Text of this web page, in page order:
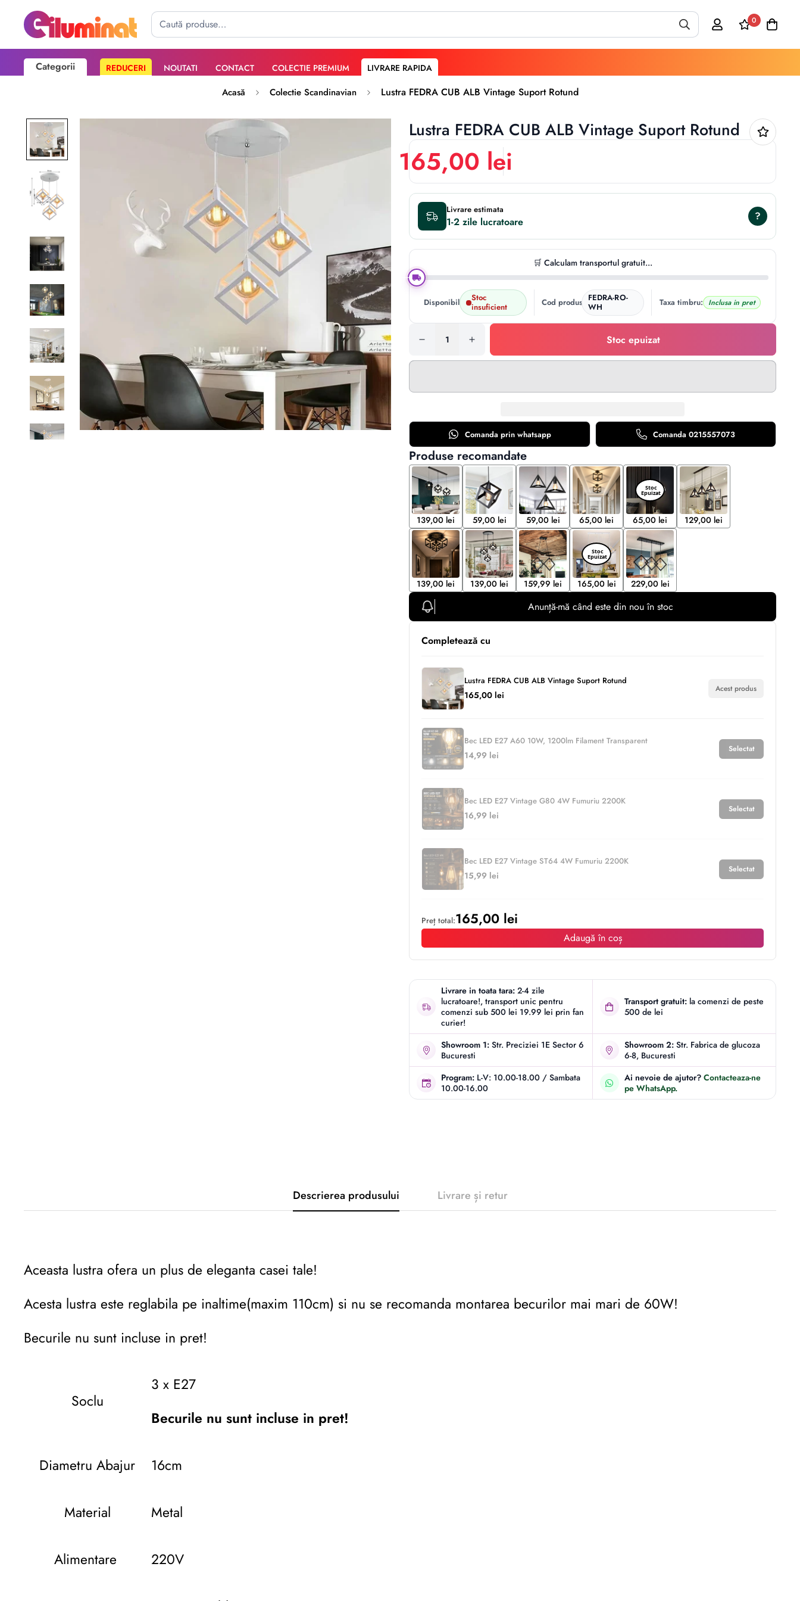
0
Categorii REDUCERI NOUTATI CONTACT COLECTIE PREMIUM LIVRARE RAPIDA
Acasă Colectie Scandinavian Lustra FEDRA CUB ALB Vintage Suport Rotund
Lustra FEDRA CUB ALB Vintage Suport Rotund
165,00 lei
Livrare estimata
1-2 zile ?
🛒 Calculam transportul gratuit...
Disponibil:
Stoc
insuficient
Cod produs: FEDRA-RO-
WH
Taxa timbru: Inclusa in pret
Stoc epuizat
Comanda prin whatsapp Comanda 0215557073
Produse recomandate
139,00 lei 59,00 lei 59,00 lei 65,00 lei 65,00 lei 129,00 lei
139,00 lei 139,00 lei 159,99 lei 165,00 lei 229,00 lei
Anunță-mă când este din nou în stoc
Completează cu
Lustra FEDRA CUB ALB Vintage Suport Rotund
165,00 lei
Acest produs
Bec LED E27 A60 10W, 1200lm Filament Transparent
14,99 lei
Selectat
Bec LED E27 Vintage G80 4W Fumuriu 2200K
16,99 lei
Selectat
Bec LED E27 Vintage ST64 4W Fumuriu 2200K
15,99 lei
Selectat
Preț total:165,00 lei
Adaugă în coș
Livrare in toata tara: 2-4 zile
lucratoare!, transport unic pentru
comenzi sub 500 lei 19.99 lei prin fan
curier!
Transport gratuit: la comenzi de peste
500 de lei
Showroom 1: Str. Preciziei 1E Sector 6
Bucuresti
Showroom 2: Str. Fabrica de glucoza
6-8, Bucuresti
Program: L-V: 10.00-18.00 / Sambata
10.00-16.00
Ai nevoie de ajutor? Contacteaza-ne
pe WhatsApp.
Descrierea produsului Livrare și retur
Aceasta lustra ofera un plus de eleganta casei tale!
Acesta lustra este reglabila pe inaltime(maxim 110cm) si nu se recomanda montarea becurilor mai mari de 60W!
Becurile nu sunt incluse in pret!
Soclu
3 x E27
Becurile nu sunt incluse in pret!
Diametru Abajur 16cm
Material Metal
Alimentare 220V